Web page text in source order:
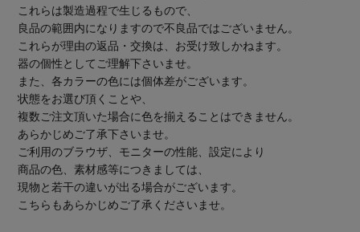
これらは製造過程で生じるもので、
良品の範囲内になりますので不良品ではございません。
これらが理由の返品・交換は、お受け致しかねます。
器の個性としてご理解下さいませ。
また、各カラーの色には個体差がございます。
状態をお選び頂くことや、
複数ご注文頂いた場合に色を揃えることはできません。
あらかじめご了承下さいませ。
ご利用のブラウザ、モニターの性能、設定により
商品の色、素材感等につきましては、
現物と若干の違いが出る場合がございます。
こちらもあらかじめご了承くださいませ。